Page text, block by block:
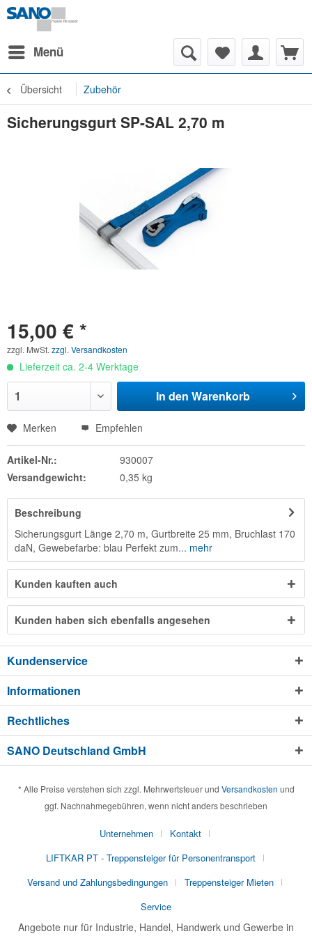
Menü
Übersicht Zubehör
Sicherungsgurt SP-SAL 2,70 m
15,00 € *
zzgl. MwSt. zzgl. Versandkosten
Lieferzeit ca. 2-4 Werktage
In den Warenkorb
Merken Empfehlen
Artikel-Nr.:
930007
Versandgewicht:
0,35 kg
Beschreibung
Sicherungsgurt Länge 2,70 m, Gurtbreite 25 mm, Bruchlast 170
daN, Gewebefarbe: blau Perfekt zum... mehr
Kunden kauften auch
Kunden haben sich ebenfalls angesehen
Kundenservice
Informationen
Rechtliches
SANO Deutschland GmbH
* Alle Preise verstehen sich zzgl. Mehrwertsteuer und Versandkosten und
ggf. Nachnahmegebühren, wenn nicht anders beschrieben
Unternehmen
Kontakt
LIFTKAR PT - Treppensteiger für Personentransport
Versand und Zahlungsbedingungen
Treppensteiger Mieten
Service
Angebote nur für Industrie, Handel, Handwerk und Gewerbe in